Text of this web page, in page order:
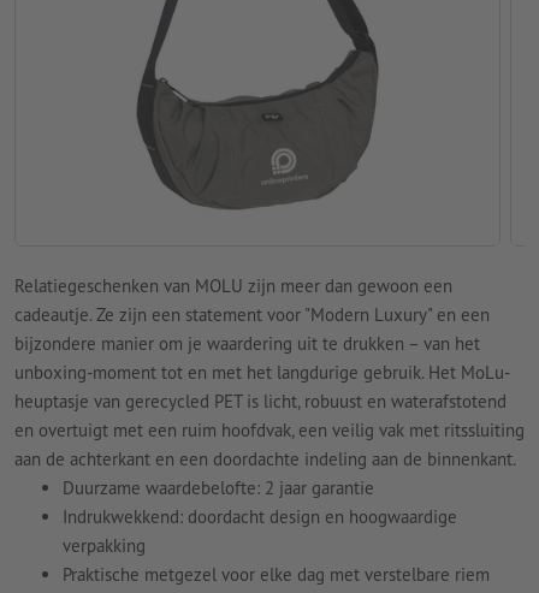
Relatiegeschenken van MOLU zijn meer dan gewoon een
cadeautje. Ze zijn een statement voor "Modern Luxury" en een
bijzondere manier om je waardering uit te drukken – van het
unboxing-moment tot en met het langdurige gebruik. Het MoLu-
heuptasje van gerecycled PET is licht, robuust en waterafstotend
en overtuigt met een ruim hoofdvak, een veilig vak met ritssluiting
aan de achterkant en een doordachte indeling aan de binnenkant.
Duurzame waardebelofte: 2 jaar garantie
Indrukwekkend: doordacht design en hoogwaardige
verpakking
Praktische metgezel voor elke dag met verstelbare riem